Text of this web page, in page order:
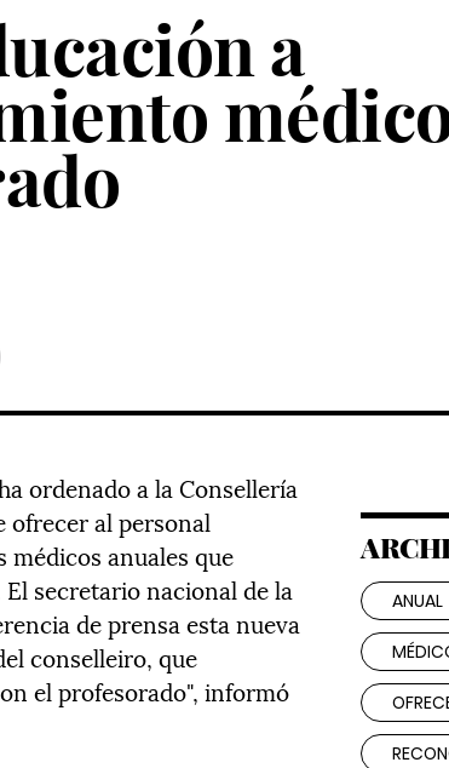
a
ordenado a la Consellería
ofrecer al personal
anuales que
secretario nacional de la
de prensa esta nueva
conselleiro, que
el profesorado", informó
ANUAL